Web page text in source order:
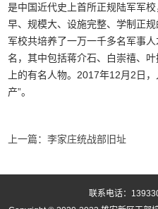
是中国近代史上首所正规陆军军
早、规模大、设施完整、学制正
军校共培养了一万一千多名军事
名，其中包括蒋介石、白崇禧、
上的有名人物。2017年12月2日
产”。
上一篇：李家庄统战部旧址
联系电话：